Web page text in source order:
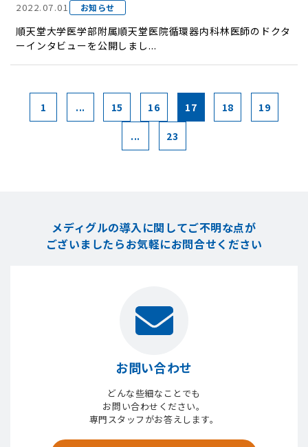
2022.07.01 お知らせ
順天堂大学医学部附属順天堂医院循環器内科林医師のドクタ
ーインタビューを公開しまし...
1 ... 15 16 17 18 19
... 23
メディグルの導入に関してご不明な点が
ございましたらお気軽にお問合せください
お問い合わせ
どんな些細なことでも
お問い合わせください。
専門スタッフがお答えします。